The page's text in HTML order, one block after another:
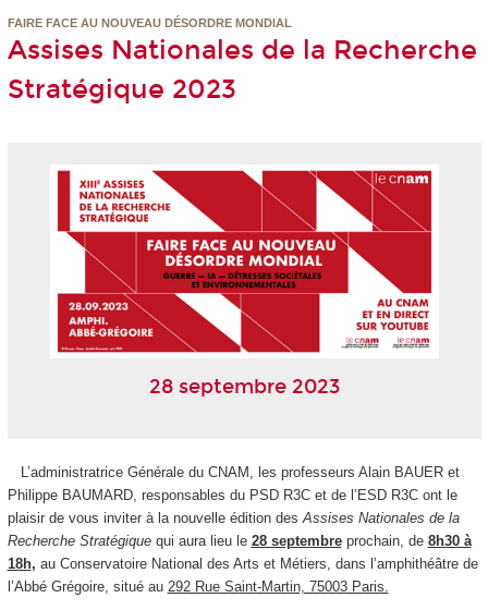
FAIRE FACE AU NOUVEAU DÉSORDRE MONDIAL
Assises Nationales de la Recherche
Stratégique 2023
28 septembre 2023
L’administratrice Générale du CNAM, les professeurs Alain BAUER et
Philippe BAUMARD, responsables du PSD R3C et de l’ESD R3C ont le
plaisir de vous inviter à la nouvelle édition des Assises Nationales de la
Recherche Stratégique qui aura lieu le 28 septembre prochain, de 8h30 à
18h, au Conservatoire National des Arts et Métiers, dans l’amphithéâtre de
l’Abbé Grégoire, situé au 292 Rue Saint-Martin, 75003 Paris.